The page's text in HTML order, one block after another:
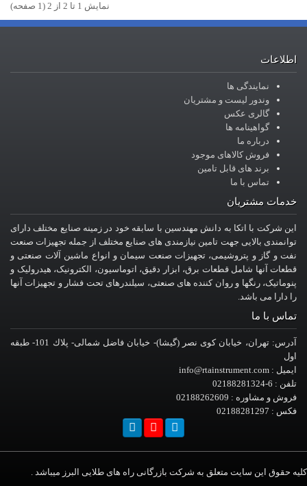
نمايش 1 تا 2 از 2 (1 صفحه)
اطلاعات
نمایندگی ها
وندور لیست و مشتریان
گالری عکس
گواهینامه ها
درباره ما
فروش کالاهای موجود
برند های قابل تامین
تماس با ما
خدمات مشتریان
این شرکت با اتکا به دانش مهندسین با سابقه خود در زمینه صنایع مختلف دارای
توانمندی بالایی جهت تامین نیازمندی های صنایع مختلف از جمله تجهیزات صنعت
نفت و گاز و پتروشیمی، تجهیزات صنعت سیمان و انواع ماشین آلات صنعتی و
قطعات آنها شامل قطعات برق، ابزار دقیق، اتوماسیون، الکترونیک، هیدرولیک و
پنوماتیک، رنگها و روان کننده های صنعتی، سیلندرهای تحت فشار و تجهیزات آنها
را دارا می باشد.
تماس با ما
آدرس: تهران، خيابان کوی نصر (گیشا)- خيابان فاضل شمالی- پلاك 101- طبقه
اول
ایمیل : info@rtainstrument.com
تلفن : 6-02188281324
فروش و مشاوره : 02188262609
فکس : 02188281297
کلیه حقوق این سایت متعلق به شرکت بازرگانی راه های طلایی البرز میباشد .